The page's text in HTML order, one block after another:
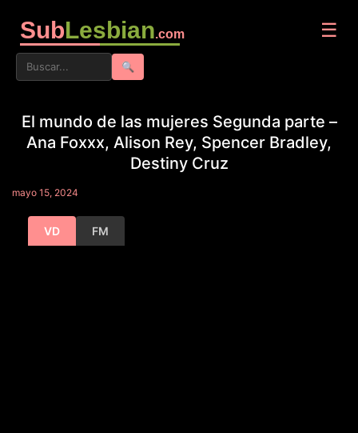
SubLesbian.com ☰
🔍
El mundo de las mujeres Segunda parte –
Ana Foxxx, Alison Rey, Spencer Bradley,
Destiny Cruz
mayo 15, 2024
VD FM